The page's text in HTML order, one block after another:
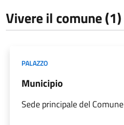
Vivere il comune (1)
PALAZZO
Municipio
Sede principale del Comune